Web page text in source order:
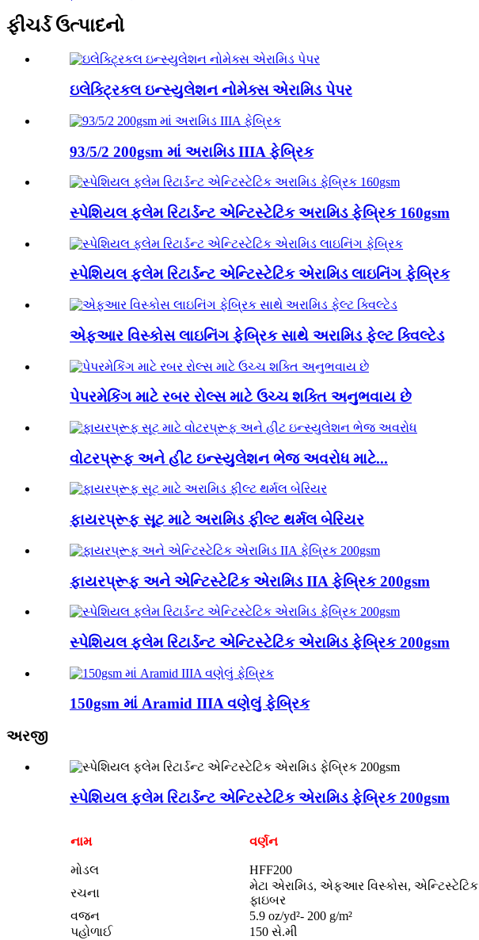
ફીચર્ડ ઉત્પાદનો
ઇલેક્ટ્રિકલ ઇન્સ્યુલેશન નોમેક્સ એરામિડ પેપર
93/5/2 200gsm માં અરામિડ IIIA ફેબ્રિક
સ્પેશિયલ ફ્લેમ રિટાર્ડન્ટ એન્ટિસ્ટેટિક અરામિડ ફેબ્રિક 160gsm
સ્પેશિયલ ફ્લેમ રિટાર્ડન્ટ એન્ટિસ્ટેટિક એરામિડ લાઇનિંગ ફેબ્રિક
એફઆર વિસ્કોસ લાઇનિંગ ફેબ્રિક સાથે અરામિડ ફેલ્ટ ક્વિલ્ટેડ
પેપરમેકિંગ માટે રબર રોલ્સ માટે ઉચ્ચ શક્તિ અનુભવાય છે
વોટરપ્રૂફ અને હીટ ઇન્સ્યુલેશન ભેજ અવરોધ માટે...
ફાયરપ્રૂફ સૂટ માટે અરામિડ ફીલ્ટ થર્મલ બેરિયર
ફાયરપ્રૂફ અને એન્ટિસ્ટેટિક એરામિડ IIA ફેબ્રિક 200gsm
સ્પેશિયલ ફ્લેમ રિટાર્ડન્ટ એન્ટિસ્ટેટિક એરામિડ ફેબ્રિક 200gsm
150gsm માં Aramid IIIA વણેલું ફેબ્રિક
અરજી
સ્પેશિયલ ફ્લેમ રિટાર્ડન્ટ એન્ટિસ્ટેટિક એરામિડ ફેબ્રિક 200gsm
નામ વર્ણન
મોડલ
HFF200
રચના
મેટા એરામિડ, એફઆર વિસ્કોસ, એન્ટિસ્ટેટિક
ફાઇબર
વજન
5.9 oz/yd²- 200 g/m²
પહોળાઈ
150 સે.મી